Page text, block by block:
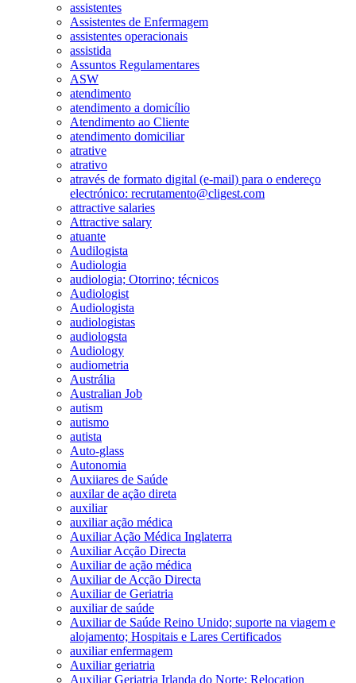
assistentes
Assistentes de Enfermagem
assistentes operacionais
assistida
Assuntos Regulamentares
ASW
atendimento
atendimento a domicílio
Atendimento ao Cliente
atendimento domiciliar
atrative
atrativo
através de formato digital (e-mail) para o endereço
electrónico: recrutamento@cligest.com
attractive salaries
Attractive salary
atuante
Audilogista
Audiologia
audiologia; Otorrino; técnicos
Audiologist
Audiologista
audiologistas
audiologsta
Audiology
audiometria
Austrália
Australian Job
autism
autismo
autista
Auto-glass
Autonomia
Auxiiares de Saúde
auxilar de ação direta
auxiliar
auxiliar ação médica
Auxiliar Ação Médica Inglaterra
Auxiliar Acção Directa
Auxiliar de ação médica
Auxiliar de Acção Directa
Auxiliar de Geriatria
auxiliar de saúde
Auxiliar de Saúde Reino Unido; suporte na viagem e
alojamento; Hospitais e Lares Certificados
auxiliar enfermagem
Auxiliar geriatria
Auxiliar Geriatria Irlanda do Norte; Relocation